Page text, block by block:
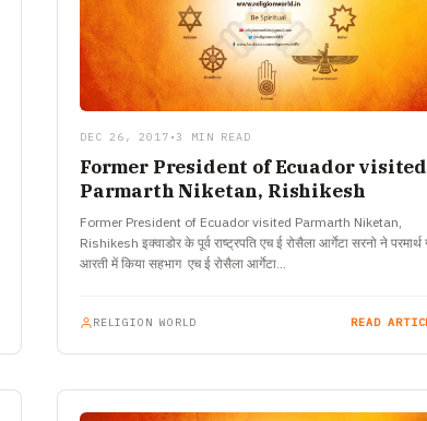
DEC 26, 2017 • 3 MIN READ
Former President of Ecuador visited
Parmarth Niketan, Rishikesh
Former President of Ecuador visited Parmarth Niketan,
Rishikesh इक्वाडोर के पूर्व राष्ट्रपति एच ई रोसैला आर्गेटा सरनो ने परमार्थ
आरती में किया सहभाग एच ई रोसैला आर्गेटा…
RELIGION WORLD READ